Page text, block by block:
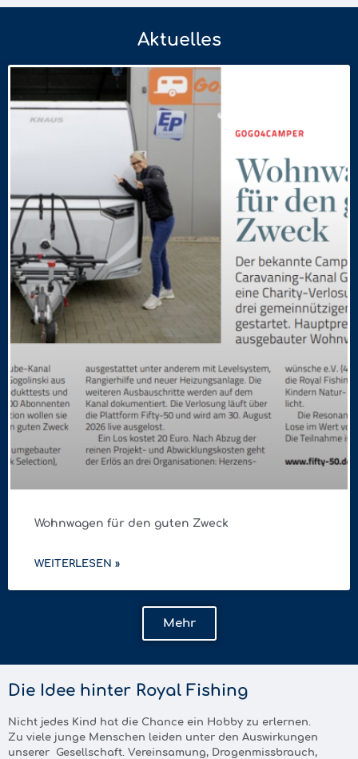
Aktuelles
Wohnwagen für den guten Zweck
WEITERLESEN »
Mehr
Die Idee hinter Royal Fishing
Nicht jedes Kind hat die Chance ein Hobby zu erlernen.
Zu viele junge Menschen leiden unter den Auswirkungen
unserer Gesellschaft. Vereinsamung, Drogenmissbrauch,